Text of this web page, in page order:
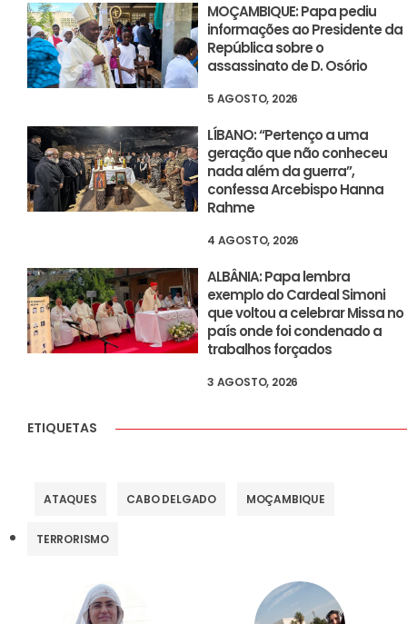
MOÇAMBIQUE: Papa pediu
informações ao Presidente da
República sobre o
assassinato de D. Osório
5 AGOSTO, 2026
LÍBANO: “Pertenço a uma
geração que não conheceu
nada além da guerra”,
confessa Arcebispo Hanna
Rahme
4 AGOSTO, 2026
ALBÂNIA: Papa lembra
exemplo do Cardeal Simoni
que voltou a celebrar Missa no
país onde foi condenado a
trabalhos forçados
3 AGOSTO, 2026
ETIQUETAS
ATAQUES CABO DELGADO MOÇAMBIQUE
TERRORISMO